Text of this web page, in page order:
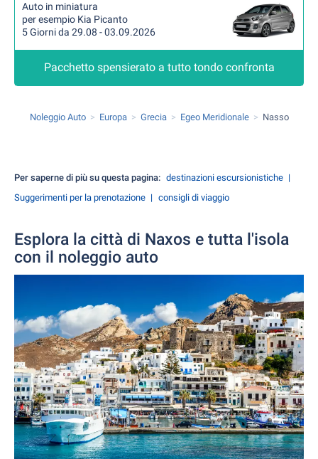
Auto in miniatura
per esempio Kia Picanto
5 Giorni da 29.08 - 03.09.2026
Pacchetto spensierato a tutto tondo confronta
Noleggio Auto Europa Grecia Egeo Meridionale Nasso
Per saperne di più su questa pagina: destinazioni escursionistiche
Suggerimenti per la prenotazione
consigli di viaggio
Esplora la città di Naxos e tutta l'isola
con il noleggio auto